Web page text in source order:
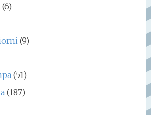
(6)
(9)
(51)
(187)